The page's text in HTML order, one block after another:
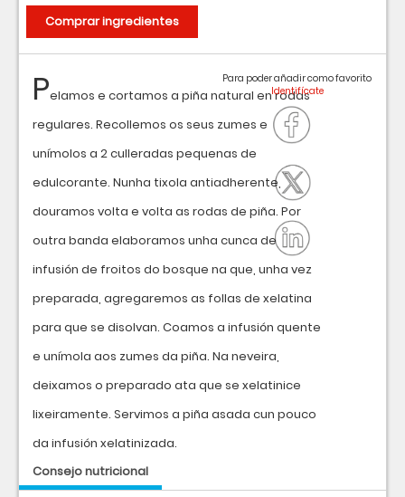
Pelamos e cortamos a piña natural en rodas
regulares. Recollemos os seus zumes e
unímolos a 2 culleradas pequenas de
edulcorante. Nunha tixola antiadherente,
douramos volta e volta as rodas de piña. Por
outra banda elaboramos unha cunca de
infusión de froitos do bosque na que, unha vez
preparada, agregaremos as follas de xelatina
para que se disolvan. Coamos a infusión quente
e unímola aos zumes da piña. Na neveira,
deixamos o preparado ata que se xelatinice
lixeiramente. Servimos a piña asada cun pouco
da infusión xelatinizada.
Consejo nutricional
Para poder añadir como favorito
Comprar ingredientes